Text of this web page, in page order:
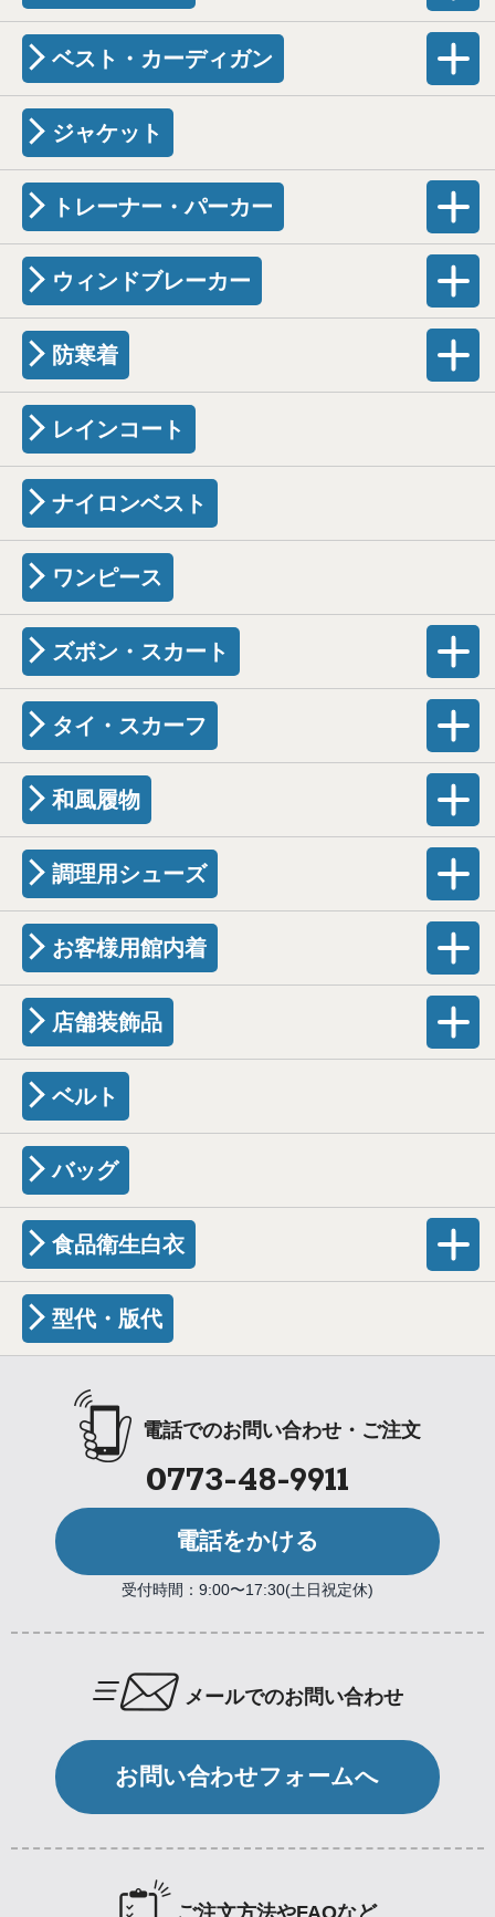
ベスト・カーディガン
ジャケット
トレーナー・パーカー
ウィンドブレーカー
防寒着
レインコート
ナイロンベスト
ワンピース
ズボン・スカート
タイ・スカーフ
和風履物
調理用シューズ
お客様用館内着
店舗装飾品
ベルト
バッグ
食品衛生白衣
型代・版代
電話でのお問い合わせ・ご注文
0773-48-9911
電話をかける
受付時間：9:00〜17:30(土日祝定休)
メールでのお問い合わせ
お問い合わせフォームへ